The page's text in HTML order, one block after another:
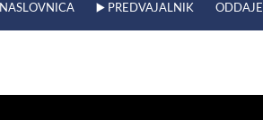
NASLOVNICA ▶️ PREDVAJALNIK ODDAJE